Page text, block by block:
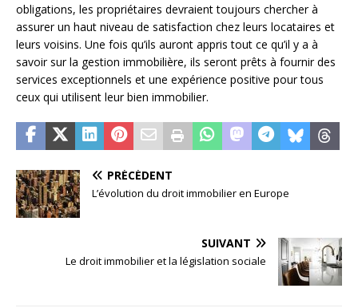
obligations, les propriétaires devraient toujours chercher à
assurer un haut niveau de satisfaction chez leurs locataires et
leurs voisins. Une fois qu’ils auront appris tout ce qu’il y a à
savoir sur la gestion immobilière, ils seront prêts à fournir des
services exceptionnels et une expérience positive pour tous
ceux qui utilisent leur bien immobilier.
PRÉCÉDENT
L’évolution du droit immobilier en Europe
SUIVANT
Le droit immobilier et la législation sociale